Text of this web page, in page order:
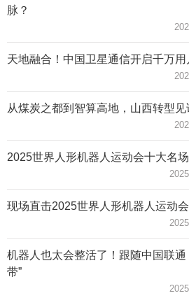
脉？
天地融合！中国卫星通信开启千万
从煤炭之都到智算高地，山西转型
2025世界人形机器人运动会十大名
现场直击2025世界人形机器人运动会
机器人也太会整活了！跟随中国联通
带”